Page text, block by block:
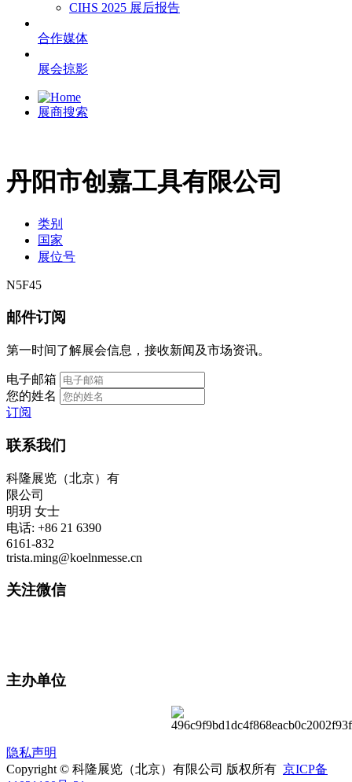
CIHS 2025 展后报告
合作媒体
展会掠影
展商搜索
丹阳市创嘉工具有限公司
类别
国家
展位号
N5F45
邮件订阅
第一时间了解展会信息，接收新闻及市场资讯。
电子邮箱
您的姓名
订阅
联系我们
科隆展览（北京）有
限公司
明玥 女士
电话: +86 21 6390
6161-832
trista.ming@koelnmesse.cn
关注微信
主办单位
隐私声明
Copyright © 科隆展览（北京）有限公司 版权所有 京ICP备